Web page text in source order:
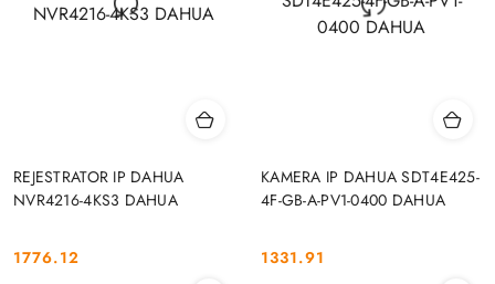
REJESTRATOR IP DAHUA
NVR4216-4KS3 DAHUA
Cena:
1776.12
KAMERA IP DAHUA SDT4E425-
4F-GB-A-PV1-0400 DAHUA
Cena:
1331.91